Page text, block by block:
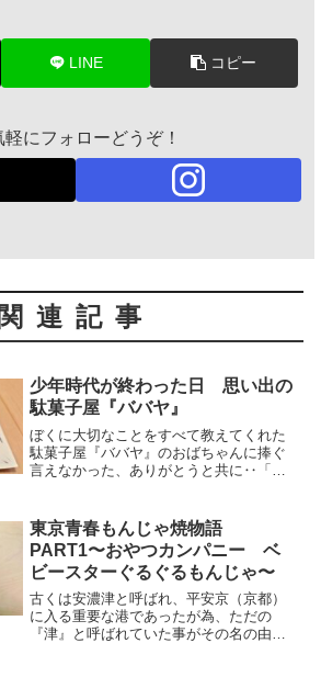
LINE コピー
軽にフォローどうぞ！
関連記事
少年時代が終わった日 思い出の
駄菓子屋『ババヤ』
ぼくに大切なことをすべて教えてくれた
駄菓子屋『ババヤ』のおばちゃんに捧ぐ
言えなかった、ありがとうと共に‥「バ
代は終わった‥オラが駄菓子屋【ババ
ヤ】「ババヤ」とは。ボクの...
東京青春もんじゃ焼物語
PART1〜おやつカンパニー ベ
ビースターぐるぐるもんじゃ〜
古くは安濃津と呼ばれ、平安京（京都）
に入る重要な港であったが為、ただの
『津』と呼ばれていた事がその名の由